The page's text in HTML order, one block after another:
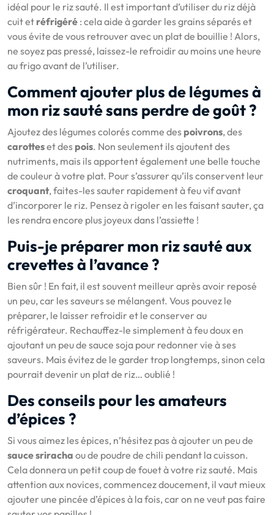
idéal pour le riz sauté. Il est important d’utiliser du riz déjà
cuit et réfrigéré : cela aide à garder les grains séparés et
vous évite de vous retrouver avec un plat de bouillie ! Alors,
ne soyez pas pressé, laissez-le refroidir au moins une heure
au frigo avant de l’utiliser.
Comment ajouter plus de légumes à
mon riz sauté sans perdre de goût ?
Ajoutez des légumes colorés comme des poivrons, des
carotteset des pois. Non seulement ils ajoutent des
nutriments, mais ils apportent également une belle touche
de couleur à votre plat. Pour s’assurer qu’ils conservent leur
croquant, faites-les sauter rapidement à feu vif avant
d’incorporer le riz. Pensez à rigoler en les faisant sauter, ça
les rendra encore plus joyeux dans l’assiette !
Puis-je préparer mon riz sauté aux
crevettes à l’avance ?
Bien sûr ! En fait, il est souvent meilleur après avoir reposé
un peu, car les saveurs se mélangent. Vous pouvez le
préparer, le laisser refroidir et le conserver au
réfrigérateur. Rechauffez-le simplement à feu doux en
ajoutant un peu de sauce soja pour redonner vie à ses
saveurs. Mais évitez de le garder trop longtemps, sinon cela
pourrait devenir un plat de riz… oublié !
Des conseils pour les amateurs
d’épices ?
Si vous aimez les épices, n’hésitez pas à ajouter un peu de
sauce sriracha ou de poudre de chili pendant la cuisson.
Cela donnera un petit coup de fouet à votre riz sauté. Mais
attention aux novices, commencez doucement, il vaut mieux
ajouter une pincée d’épices à la fois, car on ne veut pas faire